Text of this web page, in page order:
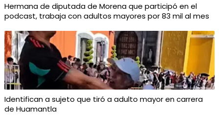
Hermana de diputada de Morena que participó en el
podcast, trabaja con adultos mayores por 83 mil al mes
Identifican a sujeto que tiró a adulto mayor en carrera
de Huamantla